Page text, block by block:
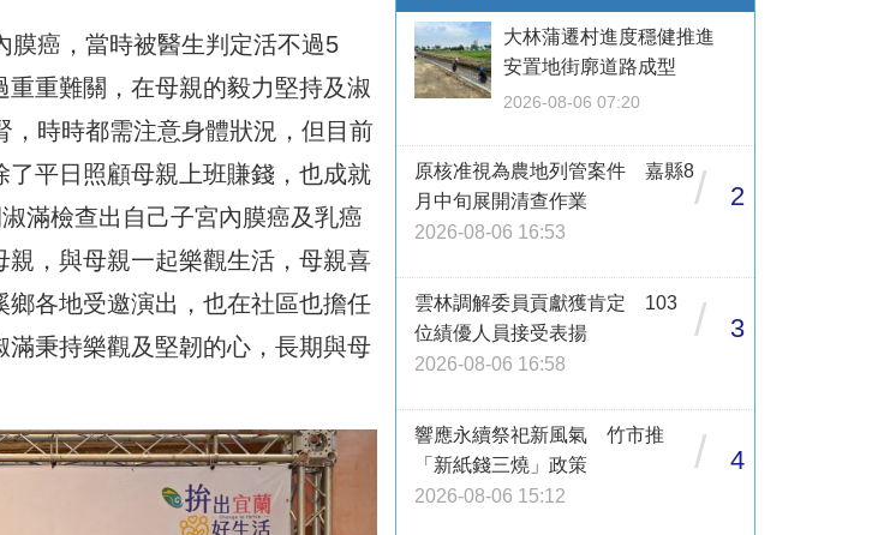
膜癌，當時被醫生判定活不過5
重難關，在母親的毅力堅持及淑
，時時都需注意身體狀況，但目前
平日照顧母親上班賺錢，也成就
滿檢查出自己子宮內膜癌及乳癌
，與母親一起樂觀生活，母親喜
各地受邀演出，也在社區也擔任
秉持樂觀及堅韌的心，長期與母
大林蒲遷村進度穩健推進
安置地街廓道路成型
2026-08-06 07:20
原核准視為農地列管案件 嘉縣8
月中旬展開清查作業
2026-08-06 16:53
/ 2
雲林調解委員貢獻獲肯定 103
位績優人員接受表揚
2026-08-06 16:58
/ 3
響應永續祭祀新風氣 竹市推
「新紙錢三燒」政策
2026-08-06 15:12
/ 4